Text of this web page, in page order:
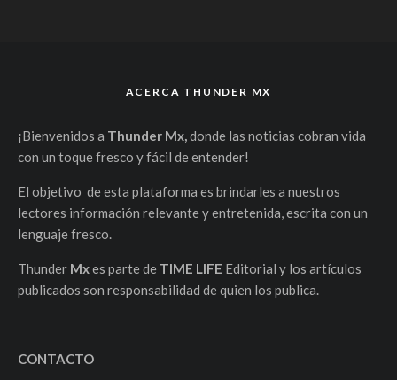
ACERCA THUNDER MX
¡Bienvenidos a Thunder Mx,donde las noticias cobran vida
con un toque fresco y fácil de entender!
El objetivo de esta plataforma es brindarles a nuestros
lectores información relevante y entretenida, escrita con un
lenguaje fresco.
Thunder Mxes parte de TIME LIFE Editorial y los artículos
publicados son responsabilidad de quien los publica.
CONTACTO